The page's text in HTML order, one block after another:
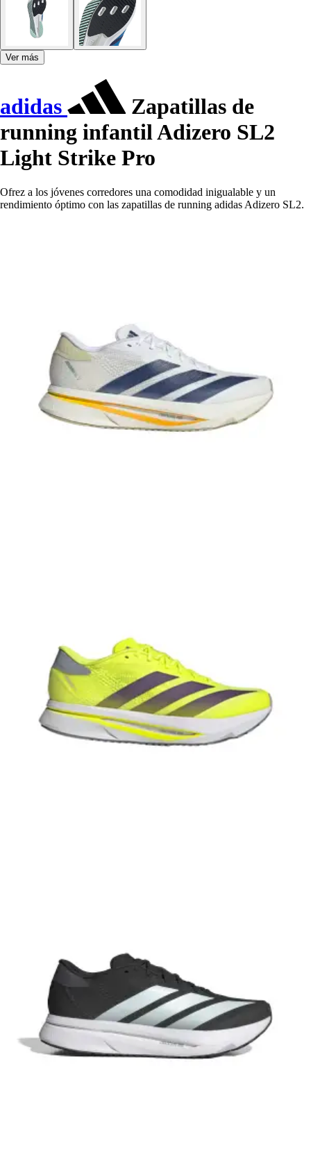
Ver más
adidas
Zapatillas de
running infantil Adizero SL2
Light Strike Pro
Ofrez a los jóvenes corredores una comodidad inigualable y un
rendimiento óptimo con las zapatillas de running adidas Adizero SL2.